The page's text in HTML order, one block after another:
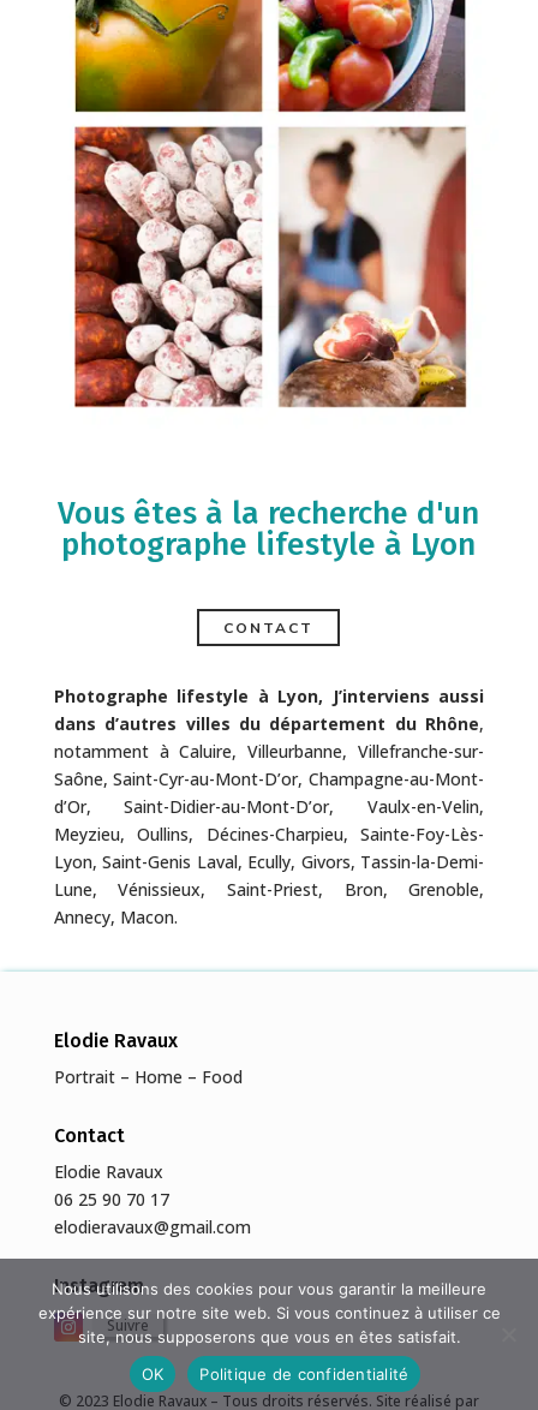
Vous êtes à la recherche d'un
photographe lifestyle à Lyon
CONTACT
Photographe lifestyle à Lyon, J’interviens aussi
dans d’autres villes du département du Rhône,
notamment à Caluire, Villeurbanne, Villefranche-sur-
Saône, Saint-Cyr-au-Mont-D’or, Champagne-au-Mont-
d’Or, Saint-Didier-au-Mont-D’or, Vaulx-en-Velin,
Meyzieu, Oullins, Décines-Charpieu, Sainte-Foy-Lès-
Lyon, Saint-Genis Laval, Ecully, Givors, Tassin-la-Demi-
Lune, Vénissieux, Saint-Priest, Bron, Grenoble,
Annecy, Macon.
Elodie Ravaux
Portrait – Home – Food
Contact
Elodie Ravaux
06 25 90 70 17
elodieravaux@gmail.com
Instagram
Suivre
© 2023 Elodie Ravaux – Tous droits réservés. Site réalisé par
Nous utilisons des cookies pour vous garantir la meilleure
expérience sur notre site web. Si vous continuez à utiliser ce
site, nous supposerons que vous en êtes satisfait.
OK
Politique de confidentialité